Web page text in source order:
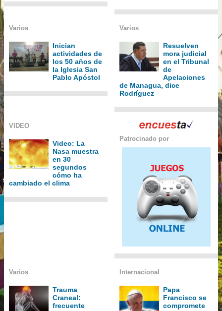
Varios
Inician
actividades de
los 50 años de
la Iglesia San
Pablo Apóstol
Varios
Resuelven
mora judicial
en el Tribunal
de
Apelaciones
de Managua, dice
Rodríguez
VIDEO
Video: La
Nasa muestra
en 30
segundos
cómo ha
cambiado el clima
Patrocinado por
Varios
Trauma
Craneal:
frecuente
Internacional
Papa
Francisco se
compromete